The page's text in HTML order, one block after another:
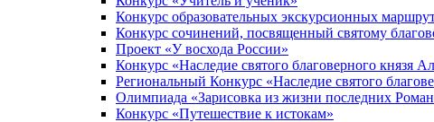
Конкурс образовательных экскурсионных
Конкурс сочинений, посвященный святому
Проект «У восхода России»
Конкурс «Наследие святого благоверного князя
Региональный Конкурс «Наследие святого
Олимпиада «Зарисовка из жизни последних
Конкурс «Путешествие к истокам»